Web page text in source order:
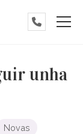
unha
Novas